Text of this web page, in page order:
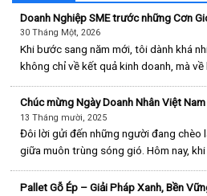
Doanh Nghiệp SME trước những Cơn
30 Tháng Một, 2026
Khi bước sang năm mới, tôi dành khá
không chỉ về kết quả kinh doanh, mà
phức tạp hơn rất nhiều so với [...]
Chúc mừng Ngày Doanh Nhân Việt
13 Tháng mười, 2025
Đôi lời gửi đến những người đang chèo
giữa muôn trùng sóng gió. Hôm nay,
những người làm chủ, dù là một xưởng
Pallet Gỗ Ép – Giải Pháp Xanh, Bền